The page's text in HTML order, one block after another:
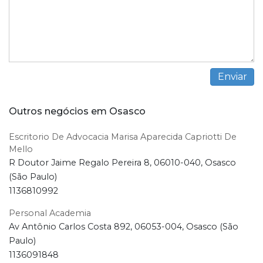
Outros negócios em Osasco
Escritorio De Advocacia Marisa Aparecida Capriotti De
Mello
R Doutor Jaime Regalo Pereira 8, 06010-040, Osasco
(São Paulo)
1136810992
Personal Academia
Av Antônio Carlos Costa 892, 06053-004, Osasco (São
Paulo)
1136091848